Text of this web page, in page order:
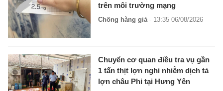
trên môi trường mạng
Chống hàng giả - 13:35 06/08/2026
Chuyển cơ quan điều tra vụ gần
1 tấn thịt lợn nghi nhiễm dịch tả
lợn châu Phi tại Hưng Yên